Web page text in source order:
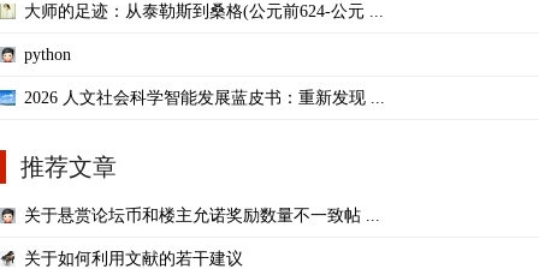
大师的足迹：从泰勒斯到桑格(公元前624-公元 ...
python
2026 人文社会科学智能发展蓝皮书：重新发现 ...
推荐文章
关于悬赏论坛币和楼主允诺奖励数量不一致帖 ...
关于如何利用文献的若干建议